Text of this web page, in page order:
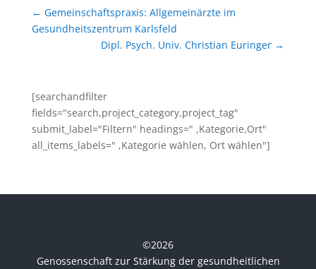
← Gemeinschaftspraxis: Allgemeinärzte im
Gesundheitszentrum Karlsfeld
Dipl. Psych. Univ. Christian Euringer →
[searchandfilter
fields="search,project_category,project_tag"
submit_label="Filtern" headings=" ,Kategorie,Ort"
all_items_labels=" ,Kategorie wählen, Ort wählen"]
©2026
Genossenschaft zur Stärkung der gesundheitlichen